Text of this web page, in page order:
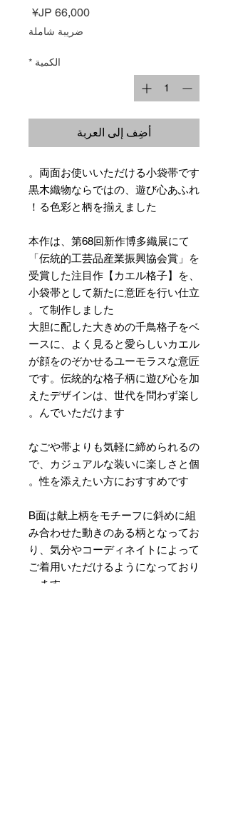
السعر
ضريبة شاملة
الكمية *
أضِف إلى العربة
両面お使いいただける小袋帯です。
黒木織物ならではの、遊び心あふれ
る色彩と柄を揃えました！
本作は、第68回新作博多織展にて
「伝統的工芸品産業振興協会賞」を
受賞した注目作【カエル格子】を、
小袋帯として新たに意匠を行い仕立
て制作しました。
大胆に配した大きめの千鳥格子をベ
ースに、よく見ると愛らしいカエル
が顔をのぞかせるユーモラスな意匠
です。伝統的な格子柄に遊び心を加
えたデザインは、世代を問わず楽し
んでいただけます。
なごや帯よりも気軽に締められるの
で、カジュアルな装いに楽しさと個
性を添えたい方におすすめです。
B面は献上柄をモチーフに斜めに組
み合わせた動きのある柄となってお
り、気分やコーディネイトによって
ご着用いただけるようになっており
ます。